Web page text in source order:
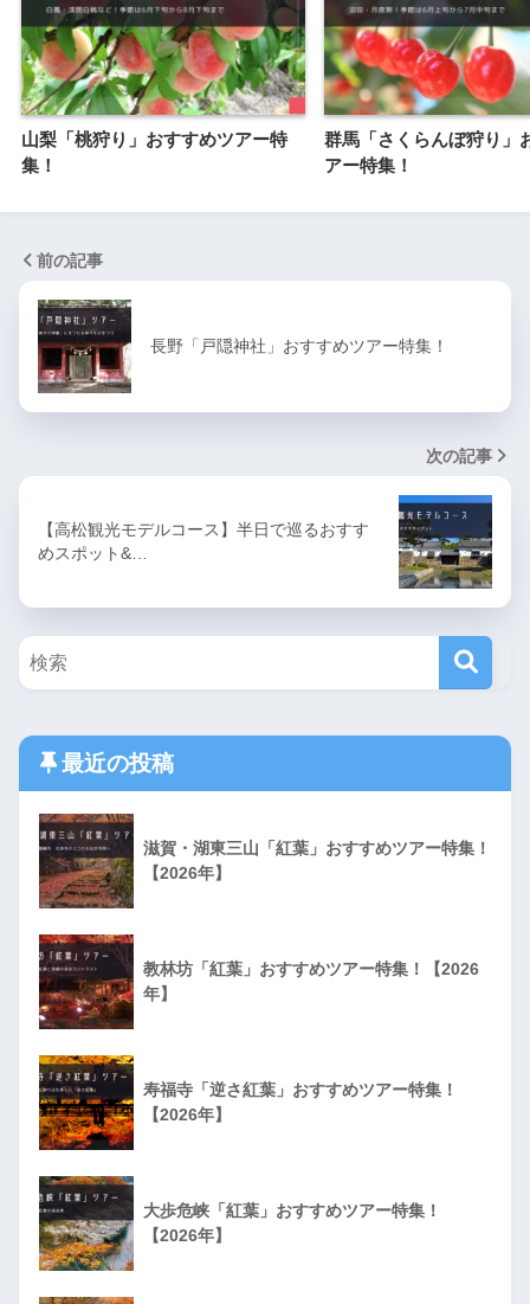
山梨「桃狩り」おすすめツアー特
集！
群馬「さくらんぼ狩り」
アー特集！
前の記事
長野「戸隠神社」おすすめツアー特集！
次の記事
【高松観光モデルコース】半日で巡るおすす
めスポット&…
最近の投稿
滋賀・湖東三山「紅葉」おすすめツアー特集！
【2026年】
教林坊「紅葉」おすすめツアー特集！【2026
年】
寿福寺「逆さ紅葉」おすすめツアー特集！
【2026年】
大歩危峡「紅葉」おすすめツアー特集！
【2026年】